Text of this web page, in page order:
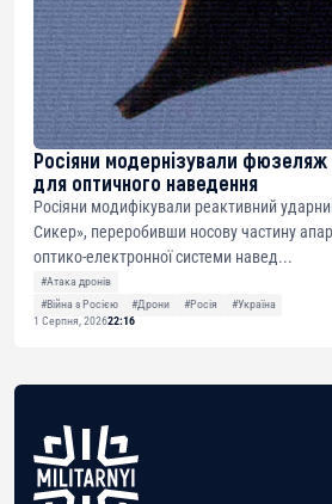
Росіяни модернізували
для оптичного наведення
Росіяни модифікували реактивний
Сикер», переробивши носову частину
оптико-електронної системи навед...
#Атака дронів
#Війна з Росією
#Дрони #Росія
#Україна
1 Серпня, 202622:16